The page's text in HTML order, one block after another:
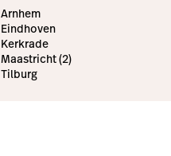
Arnhem
Eindhoven
Kerkrade
Maastricht (2)
Tilburg